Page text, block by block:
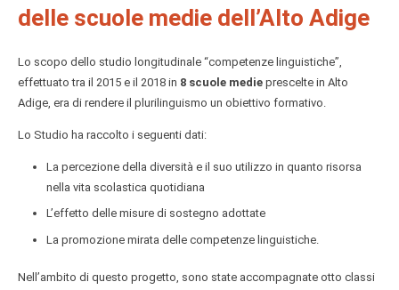
delle scuole medie dell’Alto Adige
Lo scopo dello studio longitudinale “competenze linguistiche”,
effettuato tra il 2015 e il 2018 in 8 scuole medieprescelte in Alto
Adige, era di rendere il plurilinguismo un obiettivo formativo.
Lo Studio ha raccolto i seguenti dati:
La percezione della diversità e il suo utilizzo in quanto risorsa
nella vita scolastica quotidiana
L’effetto delle misure di sostegno adottate
La promozione mirata delle competenze linguistiche.
Nell’ambito di questo progetto, sono state accompagnate otto classi